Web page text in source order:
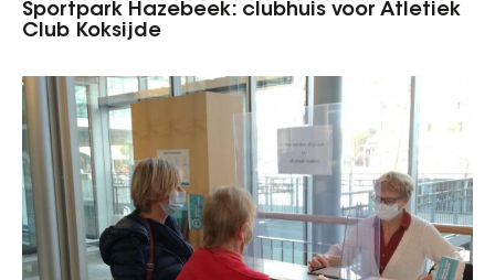
Sportpark Hazebeek: clubhuis voor Atletiek
Club Koksijde